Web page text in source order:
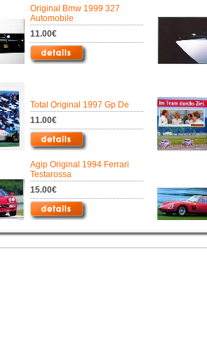
Original Bmw 1999 327
Automobile
11.00€
Total Original 1997 Gp De
11.00€
Agip Original 1994 Ferrari
Testarossa
15.00€